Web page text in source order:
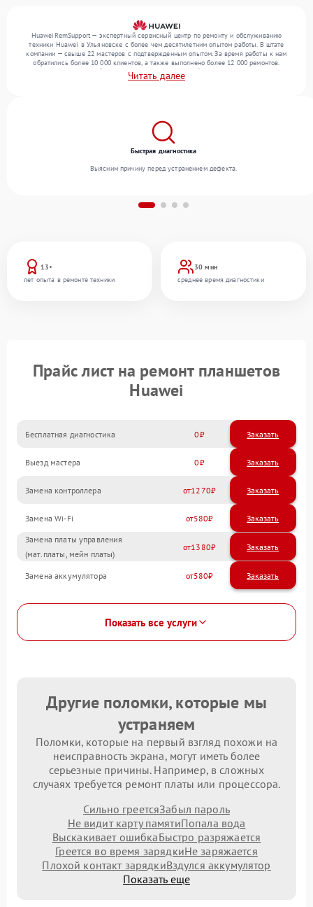
HuaweiRemSupport — экспертный сервисный центр по ремонту и обслуживанию
техники Huawei в Ульяновске с более чем десятилетним опытом работы. В штате
компании — свыше 22 мастеров с подтвержденным опытом. За время работы к нам
обратились более 10 000 клиентов, а также выполнено более 12 000 ремонтов.
Ежемесячно в сервисный центр поступает от 300 устройств, включая , , . Мы беремся
за задачи любой сложности и гарантируем высокое качество обслуживания
Читать далее
13+
лет опыта в ремонте техники
30 мин
среднее время диагностики
Быстрая диагностика
Выясним причину перед устранением дефекта.
Прайс лист на ремонт планшетов
Huawei
Бесплатная диагностика 0 Заказать
Выезд мастера 0 Заказать
Замена контроллера 1270
Замена Wi-Fi 580
Замена платы управления
(мат.платы, мейн платы)
1380
Замена аккумулятора 580
Показать все услуги
Другие поломки, которые мы
устраняем
Поломки, которые на первый взгляд похожи на
неисправность экрана, могут иметь более
серьезные причины. Например, в сложных
случаях требуется ремонт платы или процессора.
Сильно греетсяЗабыл пароль
Не видит карту памятиПопала вода
Выскакивает ошибкаБыстро разряжается
Греется во время зарядкиНе заряжается
Плохой контакт зарядкиВздулся аккумулятор
Показать еще